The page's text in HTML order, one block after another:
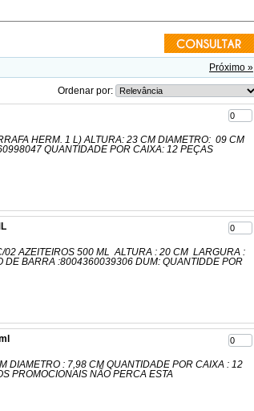
Próximo »
Ordenar por:
HERM. 1 L) ALTURA: 23 CM DIAMETRO: 09 CM
QUANTIDADE POR CAIXA: 12 PEÇAS
02 AZEITEIROS 500 ML ALTURA : 20 CM LARGURA :
BARRA :8004360039306 DUM: QUANTIDDE POR
DIAMETRO : 7,98 CM QUANTIDADE POR CAIXA : 12
PROMOCIONAIS NÃO PERCA ESTA